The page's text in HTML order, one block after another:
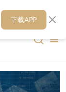
媒体矩阵 财华智库
下载APP